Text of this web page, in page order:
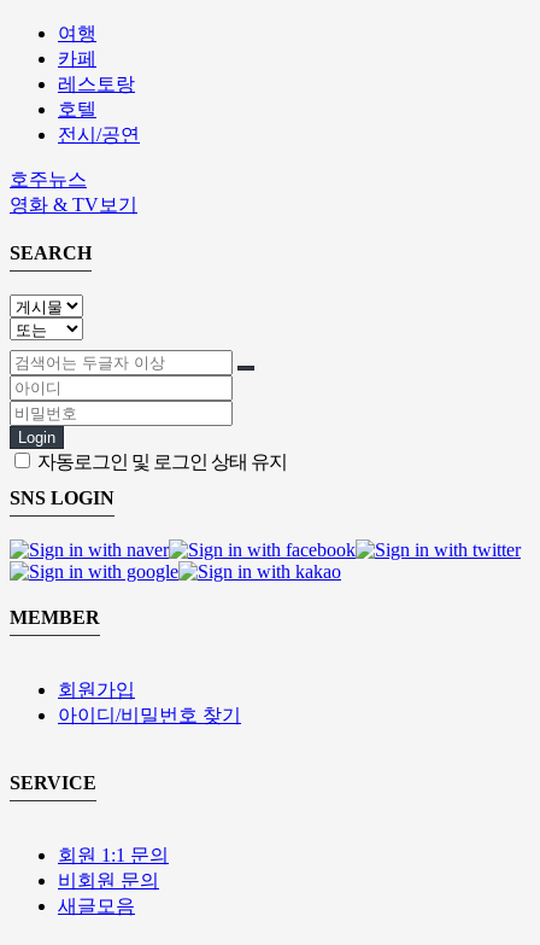
여행
카페
레스토랑
호텔
전시/공연
호주뉴스
영화 & TV보기
SEARCH
Login
자동로그인 및 로그인 상태 유지
SNS LOGIN
MEMBER
회원가입
아이디/비밀번호 찾기
SERVICE
회원 1:1 문의
비회원 문의
새글모음